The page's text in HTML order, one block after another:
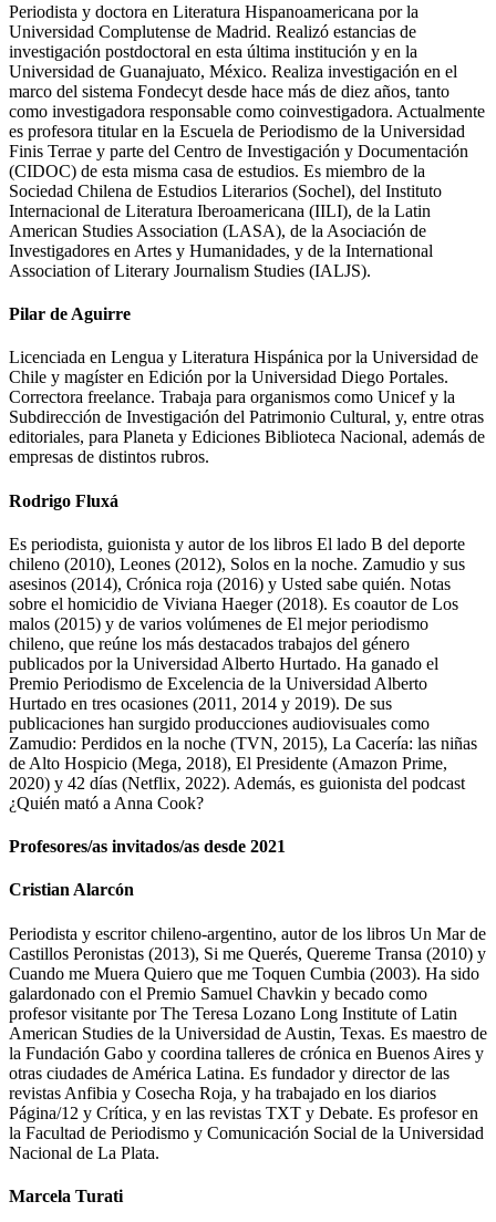
Periodista y doctora en Literatura Hispanoamericana por la
Universidad Complutense de Madrid. Realizó estancias de
investigación postdoctoral en esta última institución y en la
Universidad de Guanajuato, México. Realiza investigación en el
marco del sistema Fondecyt desde hace más de diez años, tanto
como investigadora responsable como coinvestigadora. Actualmente
es profesora titular en la Escuela de Periodismo de la Universidad
Finis Terrae y parte del Centro de Investigación y Documentación
(CIDOC) de esta misma casa de estudios. Es miembro de la
Sociedad Chilena de Estudios Literarios (Sochel), del Instituto
Internacional de Literatura Iberoamericana (IILI), de la Latin
American Studies Association (LASA), de la Asociación de
Investigadores en Artes y Humanidades, y de la International
Association of Literary Journalism Studies (IALJS).
Pilar de Aguirre
Licenciada en Lengua y Literatura Hispánica por la Universidad de
Chile y magíster en Edición por la Universidad Diego Portales.
Correctora freelance. Trabaja para organismos como Unicef y la
Subdirección de Investigación del Patrimonio Cultural, y, entre otras
editoriales, para Planeta y Ediciones Biblioteca Nacional, además de
empresas de distintos rubros.
Rodrigo Fluxá
Es periodista, guionista y autor de los libros El lado B del deporte
chileno (2010), Leones (2012), Solos en la noche. Zamudio y sus
asesinos (2014), Crónica roja (2016) y Usted sabe quién. Notas
sobre el homicidio de Viviana Haeger (2018). Es coautor de Los
malos (2015) y de varios volúmenes de El mejor periodismo
chileno, que reúne los más destacados trabajos del género
publicados por la Universidad Alberto Hurtado. Ha ganado el
Premio Periodismo de Excelencia de la Universidad Alberto
Hurtado en tres ocasiones (2011, 2014 y 2019). De sus
publicaciones han surgido producciones audiovisuales como
Zamudio: Perdidos en la noche (TVN, 2015), La Cacería: las niñas
de Alto Hospicio (Mega, 2018), El Presidente (Amazon Prime,
2020) y 42 días (Netflix, 2022). Además, es guionista del podcast
¿Quién mató a Anna Cook?
Profesores/as invitados/as desde 2021
Cristian Alarcón
Periodista y escritor chileno-argentino, autor de los libros Un Mar de
Castillos Peronistas (2013), Si me Querés, Quereme Transa (2010) y
Cuando me Muera Quiero que me Toquen Cumbia (2003). Ha sido
galardonado con el Premio Samuel Chavkin y becado como
profesor visitante por The Teresa Lozano Long Institute of Latin
American Studies de la Universidad de Austin, Texas. Es maestro de
la Fundación Gabo y coordina talleres de crónica en Buenos Aires y
otras ciudades de América Latina. Es fundador y director de las
revistas Anfibia y Cosecha Roja, y ha trabajado en los diarios
Página/12 y Crítica, y en las revistas TXT y Debate. Es profesor en
la Facultad de Periodismo y Comunicación Social de la Universidad
Nacional de La Plata.
Marcela Turati